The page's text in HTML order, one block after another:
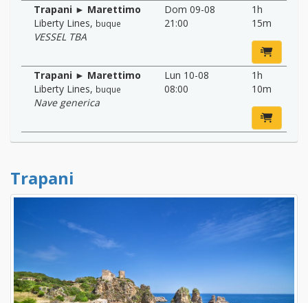
Trapani ► Marettimo
Liberty Lines, buque
VESSEL TBA
Dom 09-08
21:00
1h
15m
Trapani ► Marettimo
Liberty Lines, buque
Nave generica
Lun 10-08
08:00
1h
10m
Trapani